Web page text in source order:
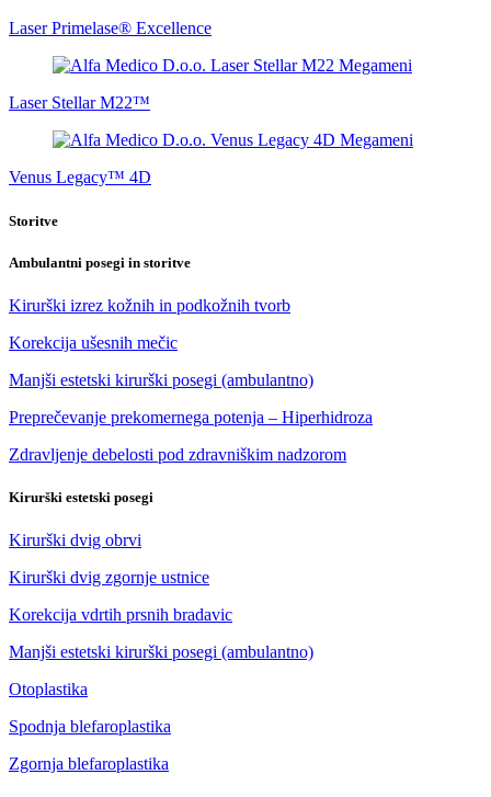
Laser Primelase® Excellence
Laser Stellar M22™
Venus Legacy™ 4D
Storitve
Ambulantni posegi in storitve
Kirurški izrez kožnih in podkožnih tvorb
Korekcija ušesnih mečic
Manjši estetski kirurški posegi (ambulantno)
Preprečevanje prekomernega potenja – Hiperhidroza
Zdravljenje debelosti pod zdravniškim nadzorom
Kirurški estetski posegi
Kirurški dvig obrvi
Kirurški dvig zgornje ustnice
Korekcija vdrtih prsnih bradavic
Manjši estetski kirurški posegi (ambulantno)
Otoplastika
Spodnja blefaroplastika
Zgornja blefaroplastika